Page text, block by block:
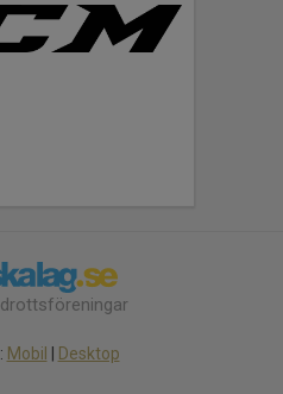
Mobil Desktop